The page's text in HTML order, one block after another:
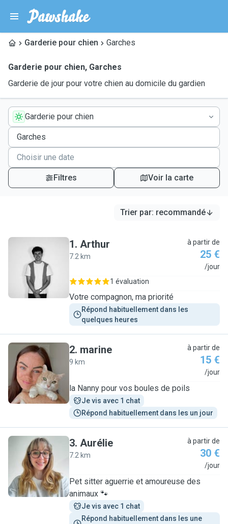
Garderie pour chien Garches
Garderie pour chien, Garches
Garderie de jour pour votre chien au domicile du gardien
Garderie pour chien
Filtres Voir la carte
Trier par: recommandé
A
1. Arthur
7.2 km
à partir de
25 €
/jour
1 évaluation
Votre compagnon, ma priorité
Répond habituellement dans les
quelques heures
M
2. marine
9 km
à partir de
15 €
/jour
la Nanny pour vos boules de poils
Je vis avec 1 chat
Répond habituellement dans les un jour
A
3. Aurélie
7.2 km
à partir de
30 €
/jour
Pet sitter aguerrie et amoureuse des
animaux 🐾
Je vis avec 1 chat
Répond habituellement dans les une